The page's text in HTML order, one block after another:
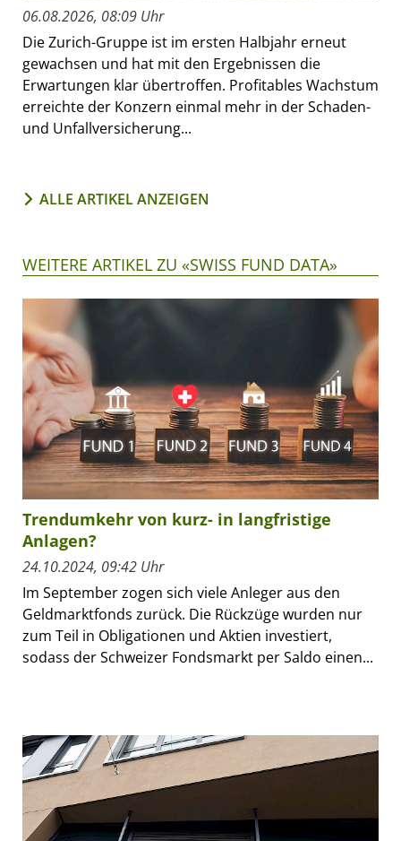
06.08.2026, 08:09 Uhr
Die Zurich-Gruppe ist im ersten Halbjahr erneut
gewachsen und hat mit den Ergebnissen die
Erwartungen klar übertroffen. Profitables Wachstum
erreichte der Konzern einmal mehr in der Schaden-
und Unfallversicherung...
ALLE ARTIKEL ANZEIGEN
WEITERE ARTIKEL ZU «SWISS FUND DATA»
Trendumkehr von kurz- in langfristige
Anlagen?
24.10.2024, 09:42 Uhr
Im September zogen sich viele Anleger aus den
Geldmarktfonds zurück. Die Rückzüge wurden nur
zum Teil in Obligationen und Aktien investiert,
sodass der Schweizer Fondsmarkt per Saldo einen...